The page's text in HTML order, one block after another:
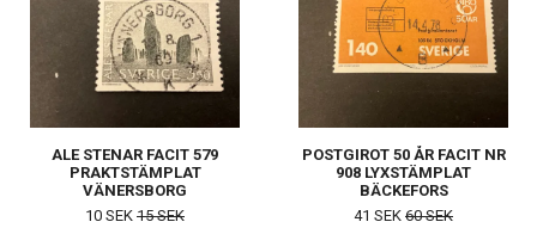
ALE STENAR FACIT 579
PRAKTSTÄMPLAT
VÄNERSBORG
10 SEK 15 SEK
POSTGIROT 50 ÅR FACIT NR
908 LYXSTÄMPLAT
BÄCKEFORS
41 SEK 60 SEK